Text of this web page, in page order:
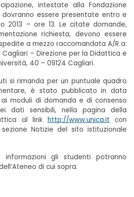
intestate alla Fondazione
dovranno essere presentate entro e
2013 – ore 13. Le citate domande,
richiesta, devono essere
a mezzo raccomandata A/R a:
Cagliari – Direzione per la Didattica e
40 – 09124 Cagliari.
si rimanda per un puntuale quadro
è stato pubblicato in data
ai moduli di domanda e di consenso
dati sensibili, nella pagina della
al link http://www.unica.it con
Notizie del sito istituzionale
informazioni gli studenti potranno
di cui sopra.